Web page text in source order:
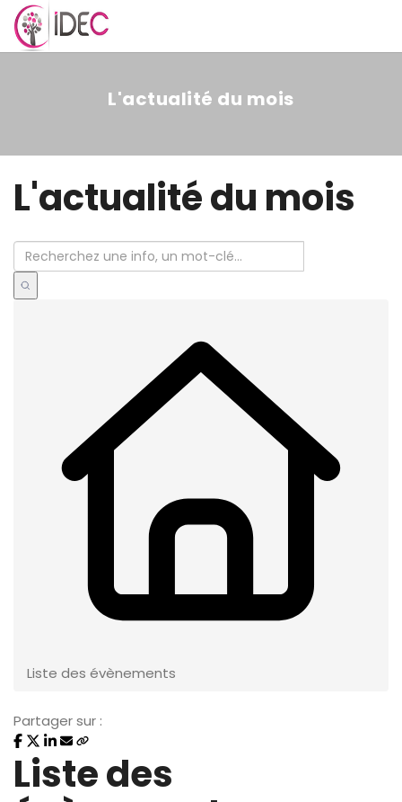
MENU
L'actualité du mois
L'actualité du mois
Liste des évènements
Partager sur :
Liste des